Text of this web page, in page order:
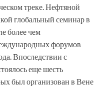
треке. Нефтяной
глобальный семинар в
более чем
форумов
Впоследствии с
еще шесть
был организован в Вене